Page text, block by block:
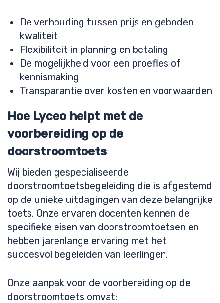
De verhouding tussen prijs en geboden
kwaliteit
Flexibiliteit in planning en betaling
De mogelijkheid voor een proefles of
kennismaking
Transparantie over kosten en voorwaarden
Hoe Lyceo helpt met de
voorbereiding op de
doorstroomtoets
Wij bieden gespecialiseerde
doorstroomtoetsbegeleiding die is afgestemd
op de unieke uitdagingen van deze belangrijke
toets. Onze ervaren docenten kennen de
specifieke eisen van doorstroomtoetsen en
hebben jarenlange ervaring met het
succesvol begeleiden van leerlingen.
Onze aanpak voor de voorbereiding op de
doorstroomtoets omvat: